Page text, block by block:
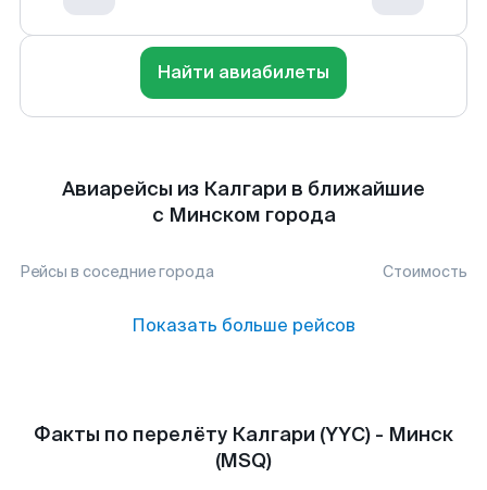
Найти авиабилеты
Авиарейсы из Калгари в ближайшие
с Минском города
Рейсы в соседние города Стоимость
Показать больше рейсов
Факты по перелёту Калгари (YYC) - Минск
(MSQ)